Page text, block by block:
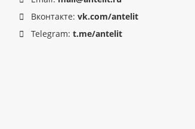
Вконтакте: vk.com/antelit
Telegram: t.me/antelit